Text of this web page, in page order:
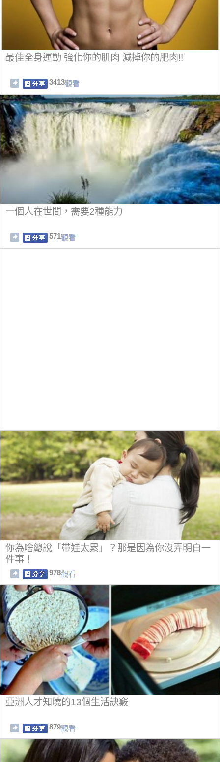
最佳全身運動 強化你的肌肉 減掉你的肥肉!!
3413觀看
一個人在世間，需要2種能力
571觀看
你為啥總說「帶娃太累」？那是因為你沒弄明白一
件事！
978觀看
亞洲人才知曉的13個生活訣竅
879觀看